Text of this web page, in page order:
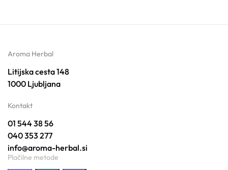
Aroma Herbal
Litijska cesta 148
1000 Ljubljana
Kontakt
01 544 38 56
040 353 277
info@aroma-herbal.si
Plačilne metode